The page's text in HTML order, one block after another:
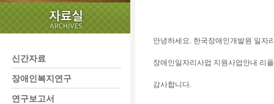
신간자료
장애인복지연구
연구보고서
안녕하세요. 한국장애인개발원 일자
장애인일자리사업 지원사업안내 리
감사합니다.